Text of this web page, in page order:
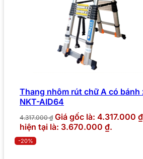
Thang nhôm rút chữ A có bánh
NKT-AID64
4.317.000₫ Giá gốc là: 4.317.000
hiện tại là: 3.670.000 ₫.
-20%